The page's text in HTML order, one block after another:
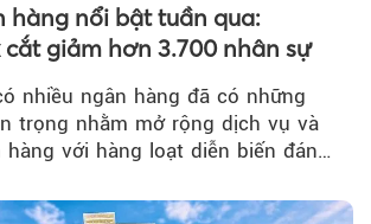
hàng nổi bật tuần qua:
giảm hơn 3.700 nhân sự
nhiều ngân hàng đã có những
trọng nhằm mở rộng dịch vụ và
với hàng loạt diễn biến đáng